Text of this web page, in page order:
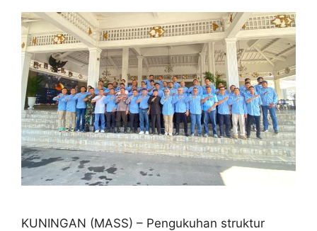
KUNINGAN (MASS) – Pengukuhan struktur